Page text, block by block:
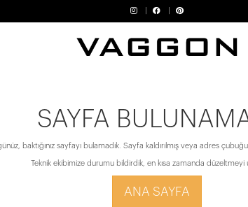
SAYFA
baktığınız sayfayı bulamadık. Sayfa kaldırılmış veya adres
Teknik ekibimize durumu bildirdik, en kısa zamanda düzeltmeyi
ANA SAYFA